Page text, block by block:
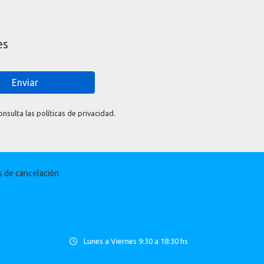
Enviar
las políticas de privacidad.
de cancelación
Lunes a Viernes 9:30 a 18:30 hs